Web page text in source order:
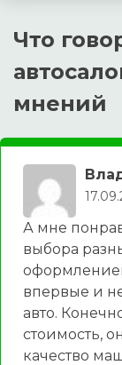
Что
мнений
А мне
выбора
впервые и
авто.
стоимость,
качество